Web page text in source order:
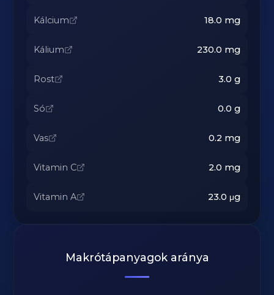
Kálcium 18.0 mg
Kálium 230.0 mg
Rost 3.0 g
Só 0.0 g
Vas 0.2 mg
Vitamin C 2.0 mg
Vitamin A 23.0 μg
Makrótápanyagok aránya